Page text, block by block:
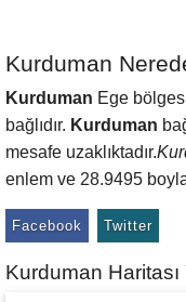
Kurduman
Kurduman Ege
bağlıdır. Kurduman
mesafe uzaklıktadır.
enlem ve 28.9495
Facebook Twitter
Kurduman Haritası